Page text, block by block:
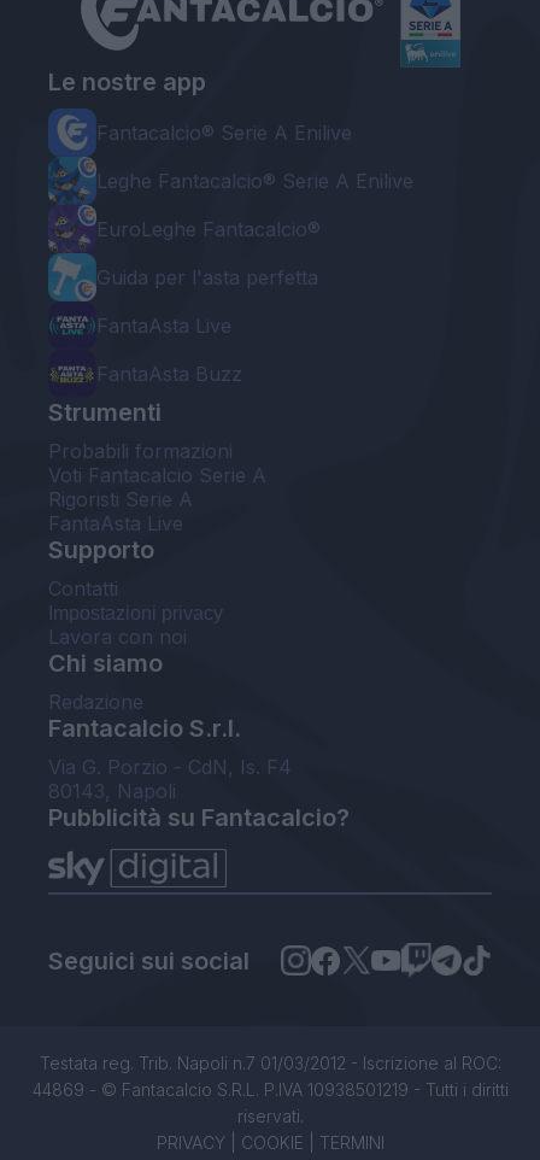
Le nostre app
Fantacalcio® Serie A Enilive
Leghe Fantacalcio® Serie A Enilive
EuroLeghe Fantacalcio®
Guida per l'asta perfetta
FantaAsta Live
FantaAsta Buzz
Strumenti
Probabili formazioni
Voti Fantacalcio Serie A
Rigoristi Serie A
FantaAsta Live
Supporto
Contatti
Impostazioni privacy
Lavora con noi
Chi siamo
Redazione
Fantacalcio S.r.l.
Via G. Porzio - CdN, Is. F4
80143, Napoli
Pubblicità su Fantacalcio?
Seguici sui social
Testata reg. Trib. Napoli n.7 01/03/2012 - Iscrizione al ROC:
44869 - © Fantacalcio S.R.L. P.IVA 10938501219 - Tutti i diritti
riservati.
PRIVACY| COOKIE TERMINI